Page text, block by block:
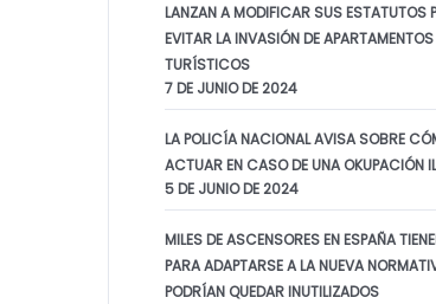
LANZAN A MODIFICAR SUS ESTATUTOS
EVITAR LA INVASIÓN DE APARTAMENTOS
TURÍSTICOS
7 DE JUNIO DE 2024
LA POLICÍA NACIONAL AVISA SOBRE
ACTUAR EN CASO DE UNA OKUPACIÓN
5 DE JUNIO DE 2024
MILES DE ASCENSORES EN ESPAÑA
PARA ADAPTARSE A LA NUEVA
PODRÍAN QUEDAR INUTILIZADOS